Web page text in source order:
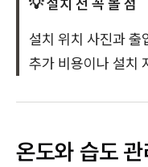
설치 위치 사진과 출
추가 비용이나 설치
온도와 습도 관